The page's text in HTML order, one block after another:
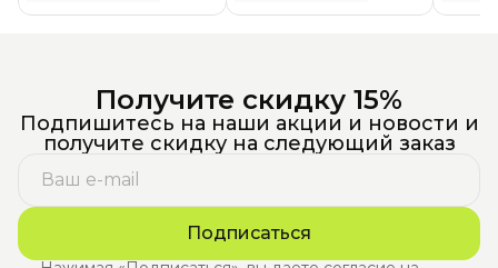
Получите скидку 15%
Подпишитесь на наши акции и новости и
получите скидку на следующий заказ
Подписаться